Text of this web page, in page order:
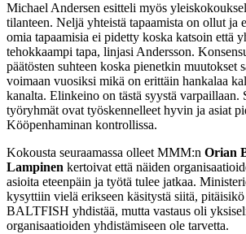
Michael Andersen esitteli myös
tilanteen. Neljä yhteistä tapaamista on ollut ja
omia tapaamisia ei pidetty koska katsoin että
tehokkaampi tapa, linjasi Andersson.
päätösten suhteen koska pienetkin muutokset
voimaan vuosiksi mikä on erittäin hankalaa
kanalta. Elinkeino on tästä syystä varpaillaan.
työryhmät ovat työskennelleet hyvin ja asiat
Kööpenhaminan kontrollissa.
Kokousta seuraamassa olleet MMM:n Orian
Lampinen kertoivat että näiden
asioita eteenpäin ja työtä tulee jatkaa.
kysyttiin vielä erikseen käsitystä siitä,
BALTFISH yhdistää, mutta vastaus oli
organisaatioiden yhdistämiseen ole tarvetta.